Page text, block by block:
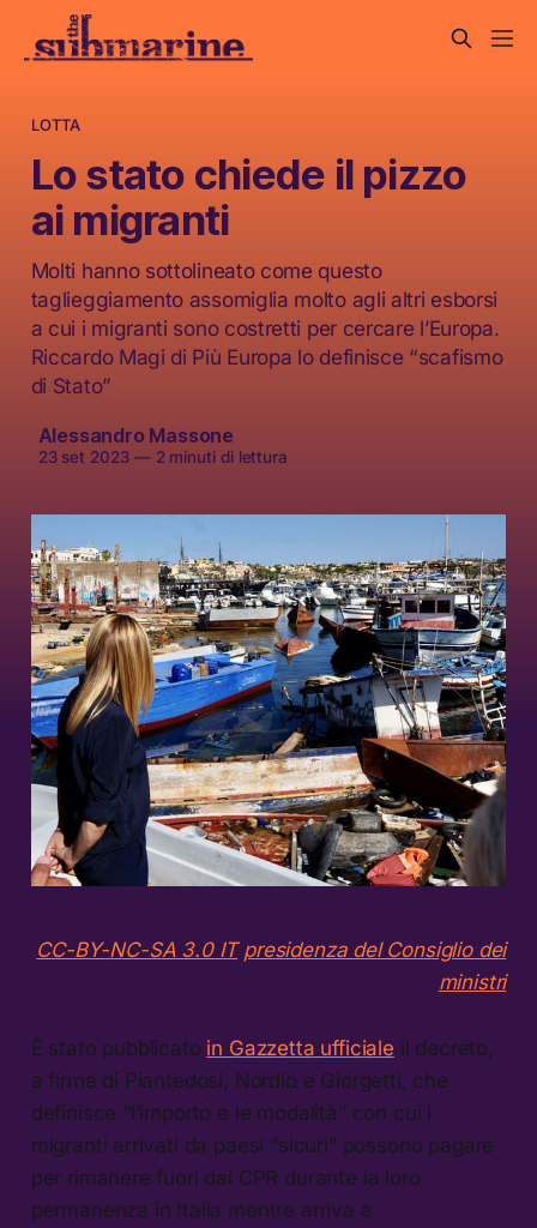
LOTTA
Lo stato chiede il pizzo
ai migranti
Molti hanno sottolineato come questo
taglieggiamento assomiglia molto agli altri esborsi
a cui i migranti sono costretti per cercare l’Europa.
Riccardo Magi di Più Europa lo definisce “scafismo
di Stato”
Alessandro Massone
23 set 2023 —2 minuti di lettura
CC-BY-NC-SA 3.0 IT presidenza del Consiglio dei
ministri
È stato pubblicato in Gazzetta ufficiale il decreto,
a firma di Piantedosi, Nordio e Giorgetti, che
definisce “l’importo e le modalità” con cui i
migranti arrivati da paesi “sicuri” possono pagare
per rimanere fuori dai CPR durante la loro
permanenza in Italia mentre arriva a